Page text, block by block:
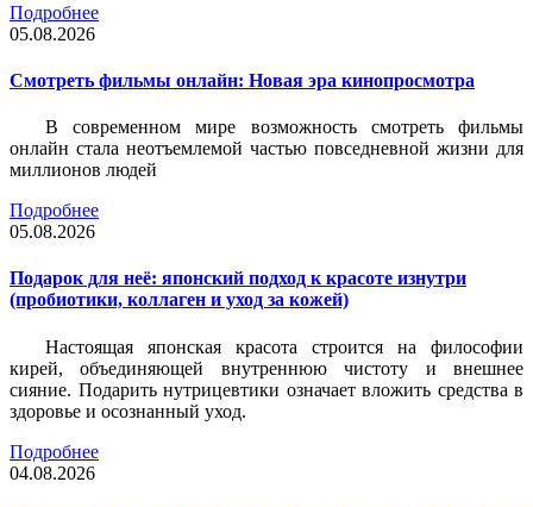
Подробнее
05.08.2026
Смотреть фильмы онлайн: Новая эра кинопросмотра
В современном мире возможность смотреть фильмы
онлайн стала неотъемлемой частью повседневной жизни для
миллионов людей
Подробнее
05.08.2026
Подарок для неё: японский подход к красоте изнутри
(пробиотики, коллаген и уход за кожей)
Настоящая японская красота строится на философии
кирей, объединяющей внутреннюю чистоту и внешнее
сияние. Подарить нутрицевтики означает вложить средства в
здоровье и осознанный уход.
Подробнее
04.08.2026